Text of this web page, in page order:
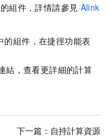
組件，詳情請參見 Alink
組件，在捷徑功能表
結，查看更詳細的計算
下一篇： 自持計算資源